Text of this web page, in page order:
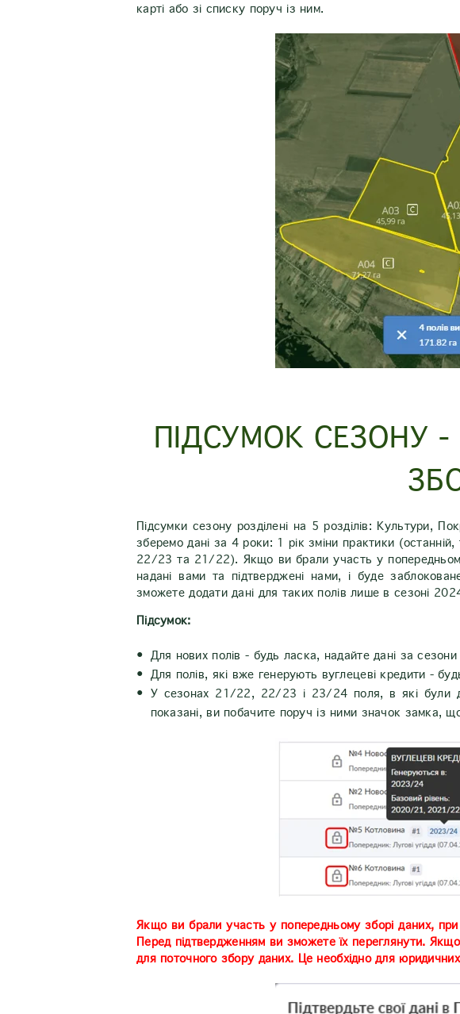
карті або зі списку поруч із ним.
ПІДСУМОК СЕЗОНУ
Підсумки сезону розділені на 5 розділів: Культури,
зберемо дані за 4 роки: 1 рік зміни практики
22/23 та 21/22). Якщо ви брали участь у
надані вами та підтверджені нами, і буде
зможете додати дані для таких полів лише в сезоні
Підсумок:
Для нових полів - будь ласка, надайте дані за
Для полів, які вже генерують вуглецеві кредити -
У сезонах 21/22, 22/23 і 23/24 поля, в які були
показані, ви побачите поруч із ними значок замка,
Якщо ви брали участь у попередньому зборі даних, при
Перед підтвердженням ви зможете їх переглянути.
для поточного збору даних. Це необхідно для